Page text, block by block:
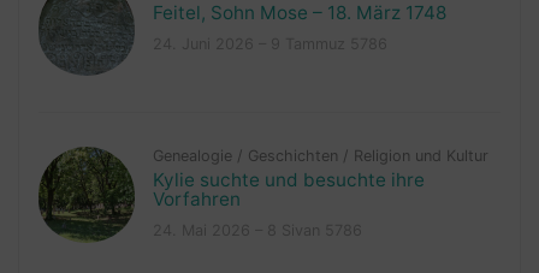
Feitel, Sohn Mose – 18. März 1748
Genealogie / Geschichten / Religion und Kultur
Kylie suchte und besuchte ihre
Vorfahren